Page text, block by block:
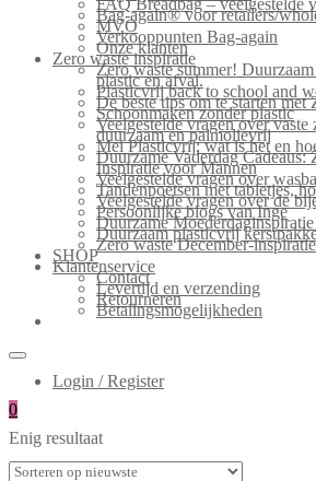
FAQ Breadbag – veelgestelde
Bag-again® voor retailers/
MVO
Verkooppunten Bag-again
Onze klanten
Zero waste inspiratie
Zero waste summer!
plastic en afval.
Plasticvrij back to school and
De beste tips om te starten met
Schoonmaken zonder plastic
Veelgestelde vragen over vaste
duurzaam en palmolievrij
Mei Plasticvrij: wat is het en
Duurzame Vaderdag Cadeaus:
Inspiratie voor Mannen
Veelgestelde vragen over
Tandenpoetsen met tabletjes,
Veelgestelde vragen over de
Persoonlijke blogs van Inge
Duurzame
Duurzaam plasticvrij
Zero waste December-inspiratie
SHOP
Klantenservice
Contact
Levertijd en verzending
Retourneren
Betalingsmogelijkheden
Login / Register
0
Enig resultaat